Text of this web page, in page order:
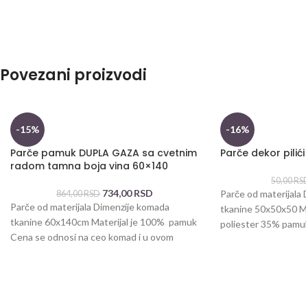
Povezani proizvodi
-15%
Parče pamuk DUPLA GAZA sa cvetnim
radom tamna boja vina 60×140
864,00RSD 734,00RSD
Parče od materijala Dimenzije komada
tkanine 60x140cm Materijal je 100% pamuk
Cena se odnosi na ceo komad i u ovom
-16%
Parče dekor
50,00
Parče od materijala
tkanine 50x50x50
poliester 35%